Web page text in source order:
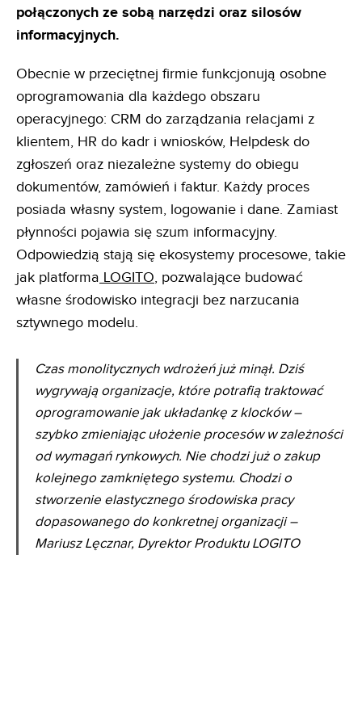
połączonych ze sobą narzędzi oraz silosów
informacyjnych.
Obecnie w przeciętnej firmie funkcjonują osobne
oprogramowania dla każdego obszaru
operacyjnego: CRM do zarządzania relacjami z
klientem, HR do kadr i wniosków, Helpdesk do
zgłoszeń oraz niezależne systemy do obiegu
dokumentów, zamówień i faktur. Każdy proces
posiada własny system, logowanie i dane. Zamiast
płynności pojawia się szum informacyjny.
Odpowiedzią stają się ekosystemy procesowe, takie
jak platforma LOGITO, pozwalające budować
własne środowisko integracji bez narzucania
sztywnego modelu.
Czas monolitycznych wdrożeń już minął. Dziś
wygrywają organizacje, które potrafią traktować
oprogramowanie jak układankę z klocków –
szybko zmieniając ułożenie procesów w zależności
od wymagań rynkowych. Nie chodzi już o zakup
kolejnego zamkniętego systemu. Chodzi o
stworzenie elastycznego środowiska pracy
dopasowanego do konkretnej organizacji –
Mariusz Lęcznar, Dyrektor Produktu LOGITO